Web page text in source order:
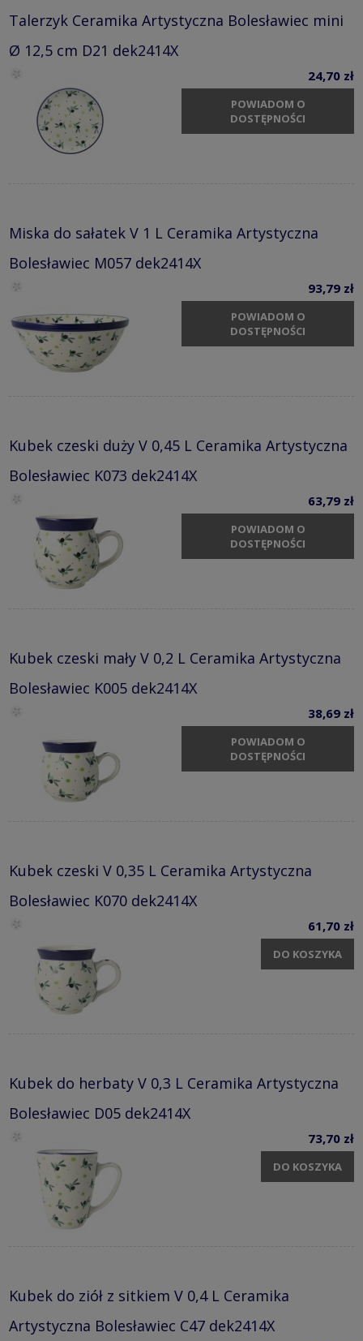
Talerzyk Ceramika Artystyczna Bolesławiec mini
Ø 12,5 cm D21 dek2414X
24,70 zł
POWIADOM O
DOSTĘPNOŚCI
Miska do sałatek V 1 L Ceramika Artystyczna
Bolesławiec M057 dek2414X
93,79 zł
POWIADOM O
DOSTĘPNOŚCI
Kubek czeski duży V 0,45 L Ceramika Artystyczna
Bolesławiec K073 dek2414X
63,79 zł
POWIADOM O
DOSTĘPNOŚCI
Kubek czeski mały V 0,2 L Ceramika Artystyczna
Bolesławiec K005 dek2414X
38,69 zł
POWIADOM O
DOSTĘPNOŚCI
Kubek czeski V 0,35 L Ceramika Artystyczna
Bolesławiec K070 dek2414X
61,70 zł
DO KOSZYKA
Kubek do herbaty V 0,3 L Ceramika Artystyczna
Bolesławiec D05 dek2414X
73,70 zł
DO KOSZYKA
Kubek do ziół z sitkiem V 0,4 L Ceramika
Artystyczna Bolesławiec C47 dek2414X